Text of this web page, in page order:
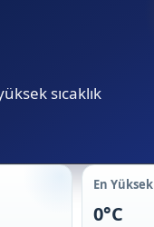
sıcaklık
En Yüksek
0°C